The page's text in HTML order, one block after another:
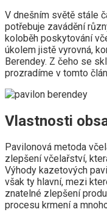
V dnešním světě stále
potřebuje zavádění
koloběh poskytování
úkolem jistě vyrovná,
Berendey. Z čeho se
prozradíme v tomto
Vlastnosti
Pavilonová metoda
zlepšení včelařství,
Výhody kazetových
však ty hlavní, mezi
znatelné zlepšení
procesu krmení a